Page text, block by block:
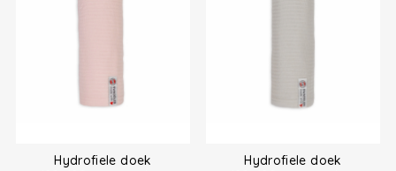
Hydrofiele doek
Hydrofiele doek